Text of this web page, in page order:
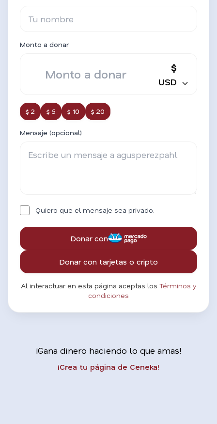
Monto a donar
$
USD
$ 2 $ 5 $ 10 $ 20
Mensaje (opcional)
Quiero que el mensaje sea privado.
Donar con
Donar con tarjetas o cripto
Al interactuar en esta página aceptas los Términos y
condiciones
¡Gana dinero haciendo lo que amas!
¡Crea tu página de Ceneka!